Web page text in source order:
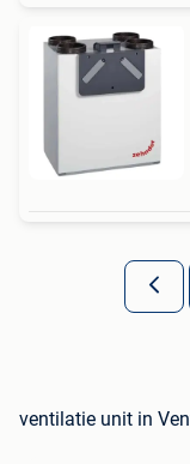
ventilatie unit in